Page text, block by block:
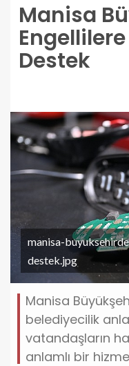
Manisa
Destek
manisa-
destek.jpg
Manisa
belediyecilik
vatandaşların
anlamlı bir